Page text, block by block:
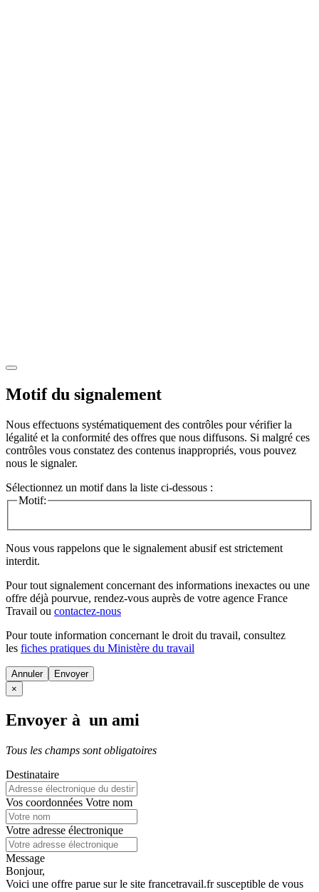
Motif du signalement
Nous effectuons systématiquement des contrôles pour vérifier la
légalité et la conformité des offres que nous diffusons. Si malgré ces
contrôles vous constatez des contenus inappropriés, vous pouvez
nous le signaler.
Sélectionnez un motif dans la liste ci-dessous :
Motif:
Nous vous rappelons que le signalement abusif est strictement
interdit.
Pour tout signalement concernant des informations inexactes ou une
offre déjà pourvue, rendez-vous auprès de votre agence France
Travail ou contactez-nous
Pour toute information concernant le droit du travail, consultez
les fiches pratiques du Ministère du travail
Annuler
×
Envoyer à un ami
Tous les champs sont obligatoires
Destinataire
Vos coordonnées Votre nom
Votre adresse électronique
Message
Bonjour,
Voici une offre parue sur le site francetravail.fr susceptible de vous